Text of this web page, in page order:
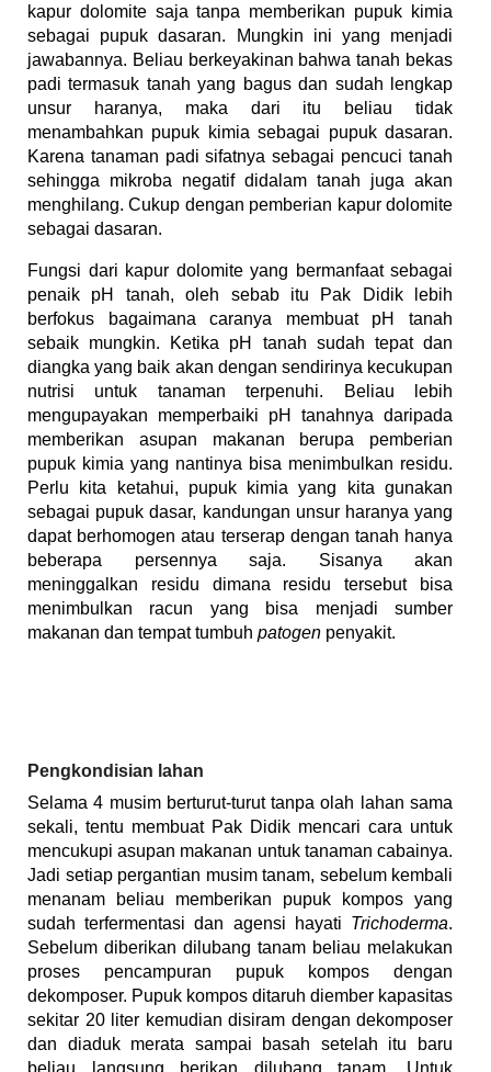
kapur dolomite saja tanpa memberikan pupuk kimia
sebagai pupuk dasaran. Mungkin ini yang menjadi
jawabannya. Beliau berkeyakinan bahwa tanah bekas
padi termasuk tanah yang bagus dan sudah lengkap
unsur haranya, maka dari itu beliau tidak
menambahkan pupuk kimia sebagai pupuk dasaran.
Karena tanaman padi sifatnya sebagai pencuci tanah
sehingga mikroba negatif didalam tanah juga akan
menghilang. Cukup dengan pemberian kapur dolomite
sebagai dasaran.
Fungsi dari kapur dolomite yang bermanfaat sebagai
penaik pH tanah, oleh sebab itu Pak Didik lebih
berfokus bagaimana caranya membuat pH tanah
sebaik mungkin. Ketika pH tanah sudah tepat dan
diangka yang baik akan dengan sendirinya kecukupan
nutrisi untuk tanaman terpenuhi. Beliau lebih
mengupayakan memperbaiki pH tanahnya daripada
memberikan asupan makanan berupa pemberian
pupuk kimia yang nantinya bisa menimbulkan residu.
Perlu kita ketahui, pupuk kimia yang kita gunakan
sebagai pupuk dasar, kandungan unsur haranya yang
dapat berhomogen atau terserap dengan tanah hanya
beberapa persennya saja. Sisanya akan
meninggalkan residu dimana residu tersebut bisa
menimbulkan racun yang bisa menjadi sumber
makanan dan tempat tumbuh patogen penyakit.
Pengkondisian lahan
Selama 4 musim berturut-turut tanpa olah lahan sama
sekali, tentu membuat Pak Didik mencari cara untuk
mencukupi asupan makanan untuk tanaman cabainya.
Jadi setiap pergantian musim tanam, sebelum kembali
menanam beliau memberikan pupuk kompos yang
sudah terfermentasi dan agensi hayati Trichoderma.
Sebelum diberikan dilubang tanam beliau melakukan
proses pencampuran pupuk kompos dengan
dekomposer. Pupuk kompos ditaruh diember kapasitas
sekitar 20 liter kemudian disiram dengan dekomposer
dan diaduk merata sampai basah setelah itu baru
beliau langsung berikan dilubang tanam. Untuk